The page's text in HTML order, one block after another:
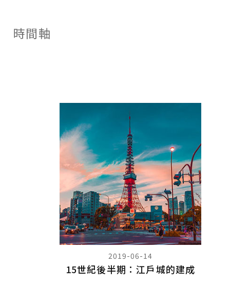
他們主要從事隅田川的水
上運輸、江戶港的物資集
散以及各種商業活動；另
一個則是上流社會活動區
域—「山之手」，包括大
名的住宅區和旗本的住宅
區在內，是江戶城內的政
治中心。江戶城政治、經
濟的發展也造就了文化的
興盛。平民文化的形成也
象徵江戶城的文化發展進
入全盛時期。直到今天，
仍然能在東京的小巷以及
一些傳統儀式中，感受到
平民文化的存在。
時間軸
2019-06-14
15世紀後半期：江戶城的建成